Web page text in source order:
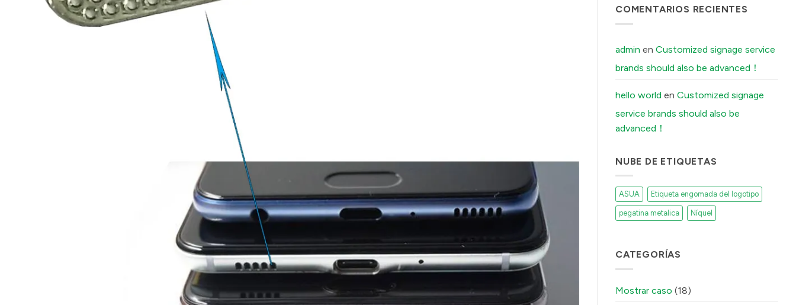
में
The
Secret
Aluminum
Stickers
Off
Our
Factory
It)
COMENTARIOS RECIENTES
admin en Customized signage service
brands should also be advanced！
hello world en Customized signage
service brands should also be
advanced！
NUBE DE ETIQUETAS
ASUA Etiqueta engomada del logotipo
pegatina metalica Níquel
CATEGORÍAS
Mostrar caso (18)